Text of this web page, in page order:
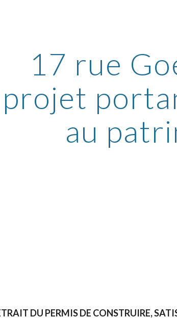
17 rue
projet
au
DU PERMIS DE CONSTRUIRE,